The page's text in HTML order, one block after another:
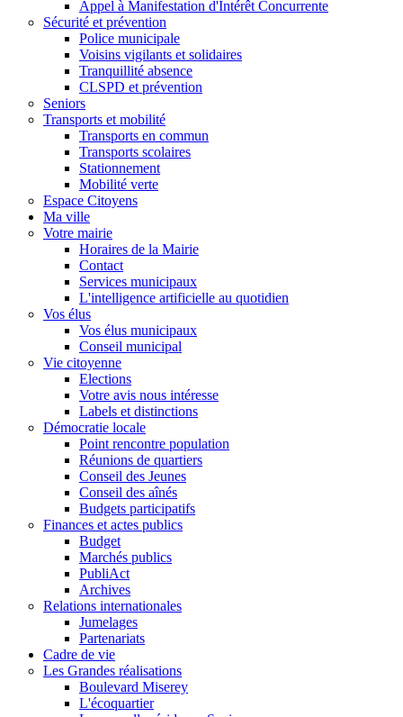
Appel à Manifestation d'Intérêt Concurrente
Sécurité et prévention
Police municipale
Voisins vigilants et solidaires
Tranquillité absence
CLSPD et prévention
Seniors
Transports et mobilité
Transports en commun
Transports scolaires
Stationnement
Mobilité verte
Espace Citoyens
Ma ville
Votre mairie
Horaires de la Mairie
Contact
Services municipaux
L'intelligence artificielle au quotidien
Vos élus
Vos élus municipaux
Conseil municipal
Vie citoyenne
Elections
Votre avis nous intéresse
Labels et distinctions
Démocratie locale
Point rencontre population
Réunions de quartiers
Conseil des Jeunes
Conseil des aînés
Budgets participatifs
Finances et actes publics
Budget
Marchés publics
PubliAct
Archives
Relations internationales
Jumelages
Partenariats
Cadre de vie
Les Grandes réalisations
Boulevard Miserey
L'écoquartier